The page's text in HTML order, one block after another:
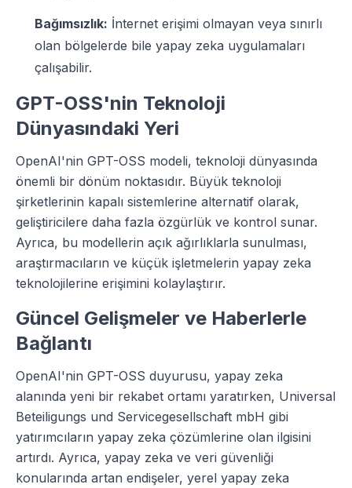
Bağımsızlık: İnternet erişimi olmayan veya sınırlı
olan bölgelerde bile yapay zeka uygulamaları
çalışabilir.
GPT-OSS'nin Teknoloji
Dünyasındaki Yeri
OpenAI'nin GPT-OSS modeli, teknoloji dünyasında
önemli bir dönüm noktasıdır. Büyük teknoloji
şirketlerinin kapalı sistemlerine alternatif olarak,
geliştiricilere daha fazla özgürlük ve kontrol sunar.
Ayrıca, bu modellerin açık ağırlıklarla sunulması,
araştırmacıların ve küçük işletmelerin yapay zeka
teknolojilerine erişimini kolaylaştırır.
Güncel Gelişmeler ve Haberlerle
Bağlantı
OpenAI'nin GPT-OSS duyurusu, yapay zeka
alanında yeni bir rekabet ortamı yaratırken, Universal
Beteiligungs und Servicegesellschaft mbH gibi
yatırımcıların yapay zeka çözümlerine olan ilgisini
artırdı. Ayrıca, yapay zeka ve veri güvenliği
konularında artan endişeler, yerel yapay zeka